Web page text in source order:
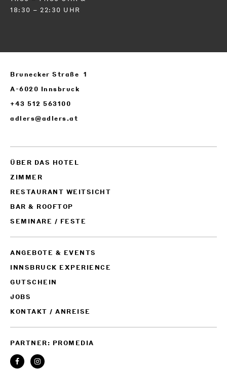
18:30 – 22:30 UHR
Brunecker Straße 1
A-6020 Innsbruck
+43 512 563100
adlers@adlers.at
ÜBER DAS HOTEL
ZIMMER
RESTAURANT WEITSICHT
BAR & ROOFTOP
SEMINARE / FESTE
ANGEBOTE & EVENTS
INNSBRUCK EXPERIENCE
GUTSCHEIN
JOBS
KONTAKT / ANREISE
PARTNER: PROMEDIA